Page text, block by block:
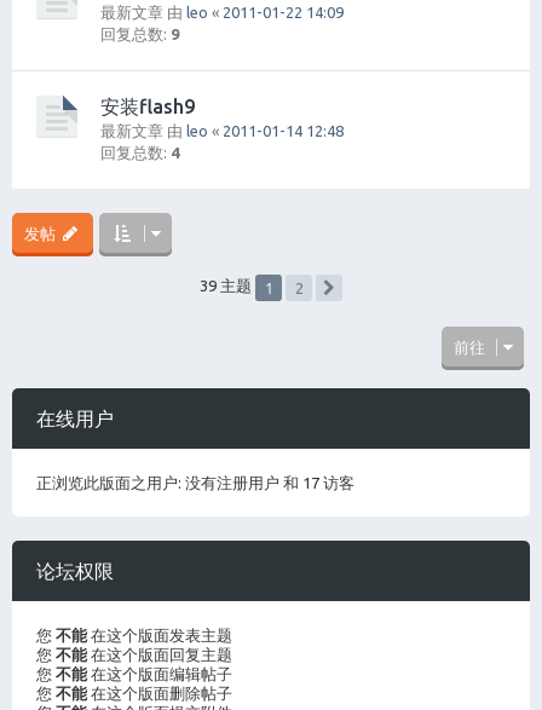
最新文章 由 leo « 2011-01-22 14:09
回复总数: 9
安装flash9
最新文章 由 leo « 2011-01-14 12:48
回复总数: 4
发帖
39 主题 1
2
前往
在线用户
正浏览此版面之用户: 没有注册用户 和 17 访客
论坛权限
您 不能 在这个版面发表主题
您 不能 在这个版面回复主题
您 不能 在这个版面编辑帖子
您 不能 在这个版面删除帖子